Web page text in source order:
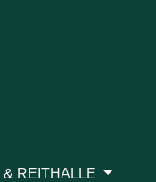
& REITHALLE